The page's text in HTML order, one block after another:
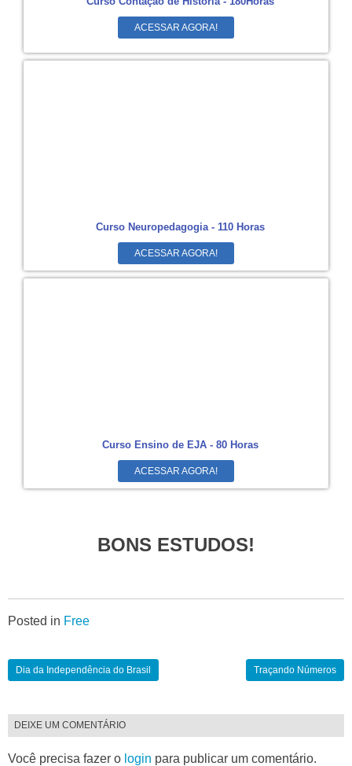
ACESSAR AGORA!
Curso Neuropedagogia - 110 Horas
ACESSAR AGORA!
Curso Ensino de EJA - 80 Horas
ACESSAR AGORA!
BONS ESTUDOS!
Posted in Free
Dia da Independência do Brasil Traçando Números
DEIXE UM COMENTÁRIO
Você precisa fazer o login para publicar um comentário.